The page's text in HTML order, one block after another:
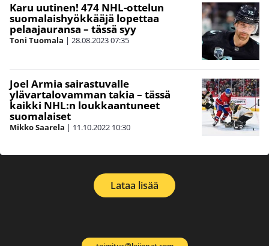
Karu uutinen! 474 NHL-ottelun
suomalaishyökkääjä lopettaa
pelaajauransa – tässä syy
Toni Tuomala | 28.08.202307:35
Joel Armia sairastuvalle
ylävartalovamman takia – tässä
kaikki NHL:n loukkaantuneet
suomalaiset
Mikko Saarela | 11.10.2022 10:30
Lataa lisää